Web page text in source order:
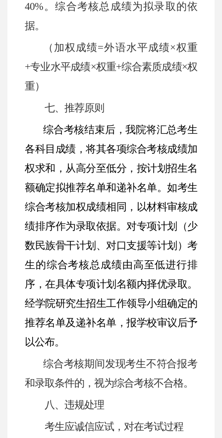
40%。综合考核总成绩为拟录取的依
据。
（加权成绩=外语水平成绩×权重
+专业水平成绩×权重+综合素质成绩×权
重）
七、推荐原则
综合考核结束后，我院将汇总考生
各科目成绩，将其各项综合考核成绩加
权求和，从高分至低分，按计划招生名
额确定拟推荐名单和递补名单。如考生
综合考核加权成绩相同，以材料审核成
绩排序作为录取依据。对专项计划（少
数民族骨干计划、对口支援等计划）考
生的综合考核总成绩由高至低进行排
序，在具体专项计划名额内择优录取。
经学院研究生招生工作领导小组确定的
推荐名单及递补名单，报学校审议后予
以公布。
综合考核期间发现考生不符合报考
和录取条件的，视为综合考核不合格。
八、 违规处理
考生应诚信应试，对在考试过程